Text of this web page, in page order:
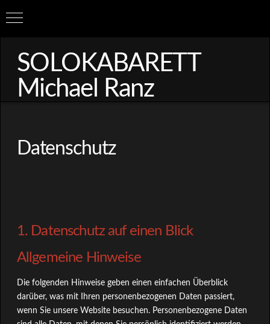
SOLOKABARETT
Michael Ranz
Datenschutz
1. Datenschutz auf einen Blick
Allgemeine Hinweise
Die folgenden Hinweise geben einen einfachen Überblick
darüber, was mit Ihren personenbezogenen Daten passiert,
wenn Sie unsere Website besuchen. Personenbezogene Daten